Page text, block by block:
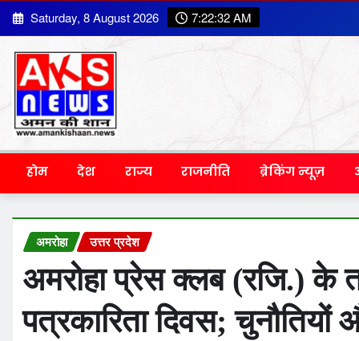
Skip
to
content
Saturday, 8 August 2026 7:22:33 AM
होम देश राज्य राजनीति ब्रेकिंग न्यूज़
अमरोहा उत्तर प्रदेश
अमरोहा प्रेस क्लब (रजि.) के
पत्रकारिता दिवस;